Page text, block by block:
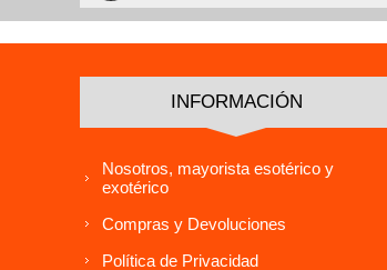
INFORMACIÓN
Nosotros, mayorista esotérico y
exotérico
Compras y Devoluciones
Política de Privacidad